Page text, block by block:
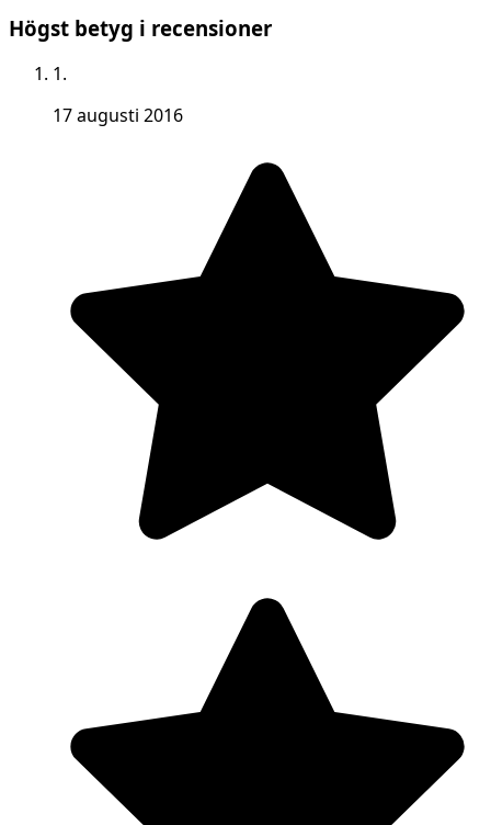
Högst betyg i recensioner
1.
17 augusti 2016